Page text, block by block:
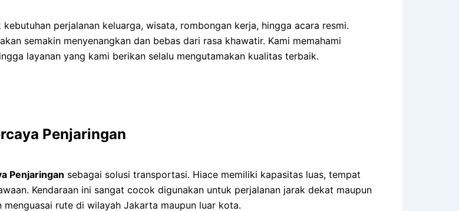
kebutuhan perjalanan keluarga, wisata, rombongan kerja, hingga acara resmi.
semakin menyenangkan dan bebas dari rasa khawatir. Kami memahami
layanan yang kami berikan selalu mengutamakan kualitas terbaik.
Penjaringan
Penjaringan sebagai solusi transportasi. Hiace memiliki kapasitas luas, tempat
Kendaraan ini sangat cocok digunakan untuk perjalanan jarak dekat maupun
rute di wilayah Jakarta maupun luar kota.